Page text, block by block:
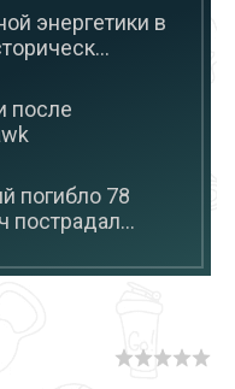
энергетики в
после
погибло 78
пострадал...